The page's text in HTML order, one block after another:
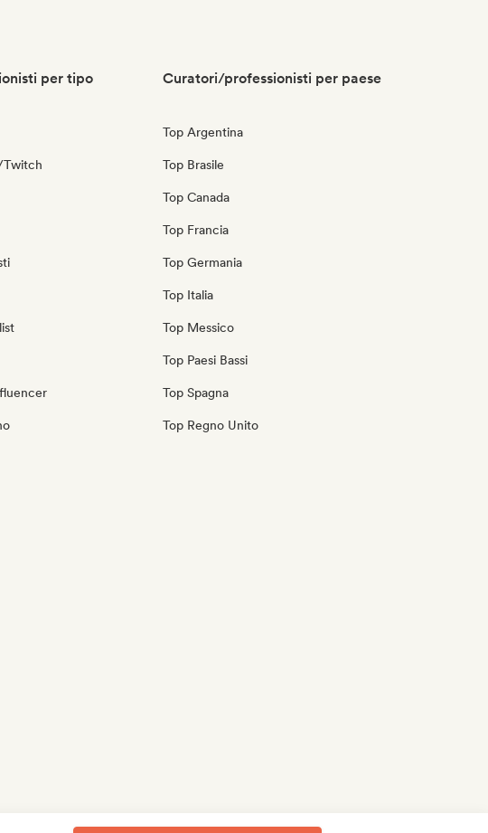
per tipo
Twitch
Curatori/professionisti per paese
Top Argentina
Top Brasile
Top Canada
Top Francia
Top Germania
Top Italia
Top Messico
Top Paesi Bassi
Top Spagna
Top Regno Unito